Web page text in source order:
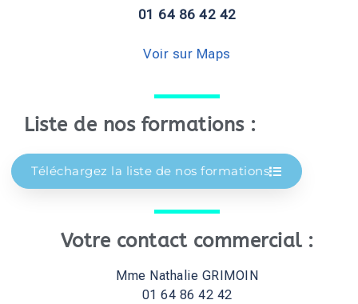
01 64 86 42 42
Voir sur Maps
Liste de nos formations :
Téléchargez la liste de nos formations
Votre contact commercial :
Mme Nathalie GRIMOIN
01 64 86 42 42